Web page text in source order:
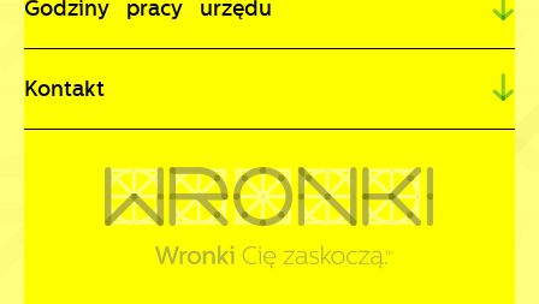
Godziny pracy urzędu
Kontakt